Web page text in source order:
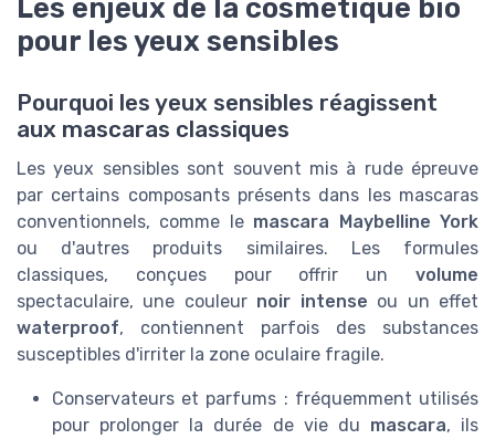
Les enjeux de la cosmétique bio
pour les yeux sensibles
Pourquoi les yeux sensibles réagissent
aux mascaras classiques
Les yeux sensibles sont souvent mis à rude épreuve
par certains composants présents dans les mascaras
conventionnels, comme le mascara Maybelline York
ou d'autres produits similaires. Les formules
classiques, conçues pour offrir un volume
spectaculaire, une couleur noir intense ou un effet
waterproof, contiennent parfois des substances
susceptibles d'irriter la zone oculaire fragile.
Conservateurs et parfums : fréquemment utilisés
pour prolonger la durée de vie du mascara, ils